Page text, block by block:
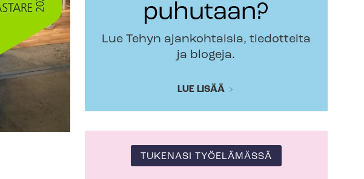
puhutaan?
Lue Tehyn ajankohtaisia, tiedotteita
ja blogeja.
LUE LISÄÄ
TUKENASI TYÖELÄMÄSSÄ